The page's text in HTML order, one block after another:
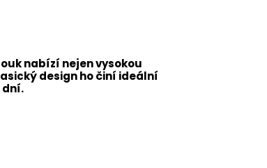
nabízí nejen vysokou
design ho činí ideální
dní.